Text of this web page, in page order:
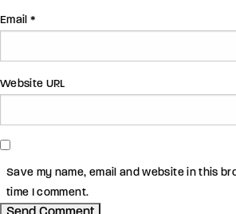
Email *
Website URL
Save my name, email and website in this
time I comment.